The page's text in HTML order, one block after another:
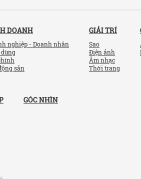
DOANH
nghiệp - Doanh nhân
sản
GIẢI TRÍ
Sao
Điện ảnh
Âm nhạc
Thời trang
GÓC NHÌN